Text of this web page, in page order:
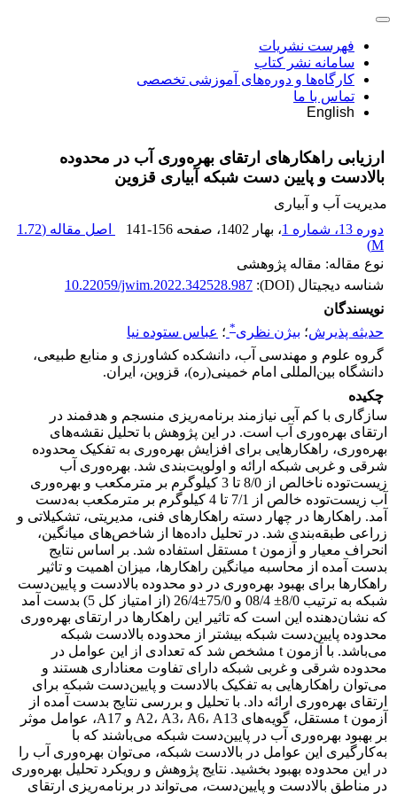
فهرست نشریات
سامانه نشر کتاب
کارگاه‌ها و دوره‌های آموزشی تخصصی
تماس با ما
English
ارزیابی راهکارهای ارتقای بهره‌وری آب در محدوده
بالادست و پایین دست شبکه آبیاری قزوین
مدیریت آب و آبیاری
دوره 13، شماره 1
، بهار 1402 ، صفحه 141-156 اصل مقاله (1.72
M
)
نوع مقاله: مقاله پژوهشی
شناسه دیجیتال (DOI):
10.22059/jwim.2022.342528.987
نویسندگان
حدیثه پذیرش؛ بیژن نظری* ؛ عباس ستوده نیا
گروه علوم و مهندسی آب، دانشکده کشاورزی و منابع طبیعی،
دانشگاه بین‌المللی امام خمینی(ره)، قزوین، ایران.
چکیده
سازگاری با کم آبی نیازمند برنامه‌ریزی منسجم و هدفمند در
ارتقای بهره‌وری آب است. در این پژوهش با تحلیل نقشه‌های
بهره‌وری، راهکارهایی برای افزایش بهره‌وری به تفکیک محدوده
شرقی و غربی شبکه ارائه و اولویت‌بندی شد. بهره‌وری آب
زیست‌توده ناخالص از 8/0 تا 3 کیلوگرم بر مترمکعب و بهره‌وری
آب زیست‌توده خالص از 7/1 تا 4 کیلوگرم بر مترمکعب به‌دست
آمد. راهکارها در چهار دسته راهکارهای فنی، مدیریتی، تشکیلاتی و
زراعی طبقه‌بندی شد. در تحلیل داده‌ها از شاخص‌های میانگین،
انحراف معیار و آزمون t مستقل استفاده شد. بر اساس نتایج
بدست آمده از محاسبه میانگین راهکارها، میزان اهمیت و تاثیر
راهکارها برای بهبود بهره‌وری در دو محدوده بالادست و پایین‌دست
شبکه به ترتیب 8/0± 08/4 و 75/0±26/4 (از امتیاز کل 5) بدست آمد
که نشان‌دهنده این است که تاثیر این راهکارها در ارتقای بهره‌وری
محدوده پایین‌دست شبکه بیشتر از محدوده بالادست شبکه
می‌باشد. با آزمون t مشخص شد که تعدادی از این عوامل در
محدوده شرقی و غربی شبکه دارای تفاوت معناداری هستند و
می‌توان راهکارهایی به تفکیک بالادست و پایین‌دست شبکه برای
ارتقای بهره‌وری ارائه داد. با تحلیل و بررسی نتایج بدست آمده از
آزمون t مستقل، گویه‌های A2، A3، A6، A13 و A17، عوامل موثر
بر بهبود بهره‌وری آب در پایین‌دست شبکه می‌باشند که با
به‌کارگیری این عوامل در بالادست شبکه، می‌توان بهره‌وری آب را
در این محدوده بهبود بخشید. نتایج پژوهش و رویکرد تحلیل بهره‌وری
در مناطق بالادست و پایین‌دست، می‌تواند در برنامه‌ریزی ارتقای